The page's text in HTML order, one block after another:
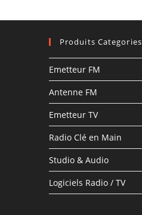
Produits Categories
Emetteur FM
Antenne FM
Emetteur TV
Radio Clé en Main
Studio & Audio
Logiciels Radio / TV